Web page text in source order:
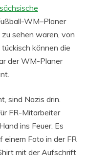
WM–Planer
sehen waren, von
können die
der WM-Planer
sind Nazis drin.
FR-Mitarbeiter
ins Feuer. Es
Foto in der FR
mit der Aufschrift